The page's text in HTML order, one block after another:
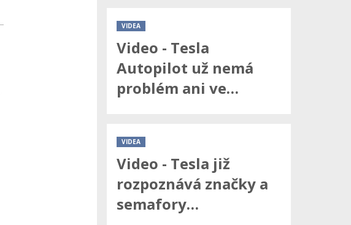
Video - Tesla
Autopilot už nemá
problém ani ve…
VIDEA
Video - Tesla již
rozpoznává značky a
semafory…
VIDEA